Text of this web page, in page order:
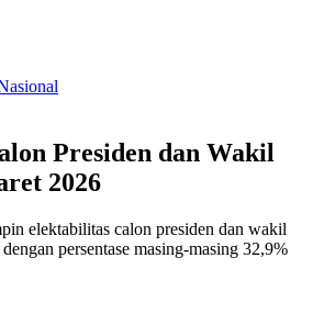
Presiden dan Wakil
2026
elektabilitas calon presiden dan wakil
persentase masing-masing 32,9%